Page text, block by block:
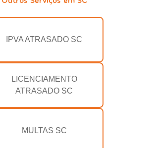
IPVA ATRASADO SC
LICENCIAMENTO
ATRASADO SC
MULTAS SC